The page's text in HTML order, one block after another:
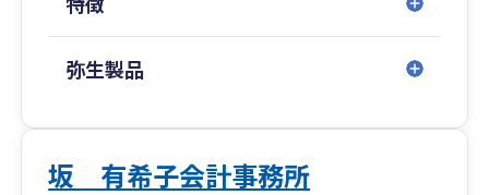
弥生製品
坂 有希子会計事務所